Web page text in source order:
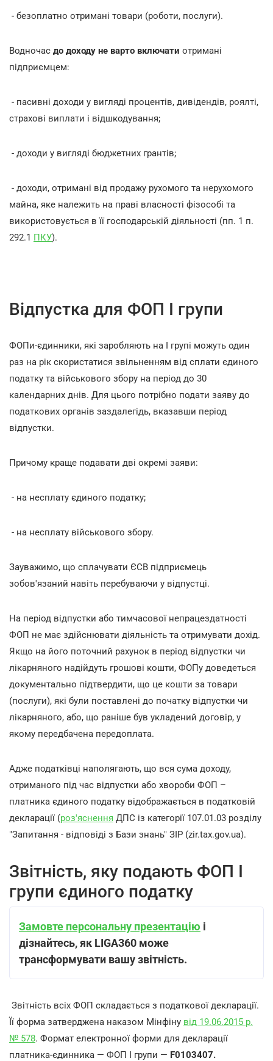
- безоплатно отримані товари (роботи, послуги).
Водночас до доходу не варто включати отримані
підприємцем:
- пасивні доходи у вигляді процентів, дивідендів, роялті,
страхові виплати і відшкодування;
- доходи у вигляді бюджетних грантів;
- доходи, отримані від продажу рухомого та нерухомого
майна, яке належить на праві власності фізособі та
використовується в її господарській діяльності (пп. 1 п.
292.1 ПКУ).
Відпустка для ФОП І групи
ФОПи-єдинники, які заробляють на І групі можуть один
раз на рік скористатися звільненням від сплати єдиного
податку та військового збору на період до 30
календарних днів. Для цього потрібно подати заяву до
податкових органів заздалегідь, вказавши період
відпустки.
Причому краще подавати дві окремі заяви:
- на несплату єдиного податку;
- на несплату військового збору.
Зауважимо, що сплачувати ЄСВ підприємець
зобов'язаний навіть перебуваючи у відпустці.
На період відпустки або тимчасової непрацездатності
ФОП не має здійснювати діяльність та отримувати дохід.
Якщо на його поточний рахунок в період відпустки чи
лікарняного надійдуть грошові кошти, ФОПу доведеться
документально підтвердити, що це кошти за товари
(послуги), які були поставлені до початку відпустки чи
лікарняного, або, що раніше був укладений договір, у
якому передбачена передоплата.
Адже податківці наполягають, що вся сума доходу,
отриманого під час відпустки або хвороби ФОП –
платника єдиного податку відображається в податковій
декларації (роз'яснення ДПС із категорії 107.01.03 розділу
"Запитання - відповіді з Бази знань" ЗІР (zir.tax.gov.ua).
Звітність, яку подають ФОП І
групи єдиного податку
Замовте персональну презентацію і
дізнайтесь, як LIGA360 може
трансформувати вашу звітність.
Звітність всіх ФОП складається з податкової декларації.
Її форма затверджена наказом Мінфіну від 19.06.2015 р.
№ 578. Формат електронної форми для декларації
платника-єдинника — ФОП І групи — F0103407.